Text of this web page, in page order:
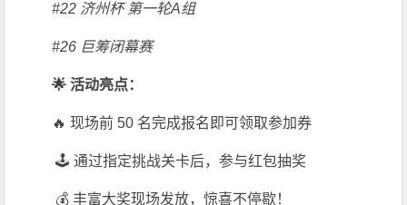
#22 济州杯 第一轮A组
#26 巨筹闭幕赛
🌟 活动亮点：
🔥 现场前 50 名完成报名即可领取参加券
🕹️ 通过指定挑战关卡后，参与红包抽奖
💰 丰富大奖现场发放，惊喜不停歇！